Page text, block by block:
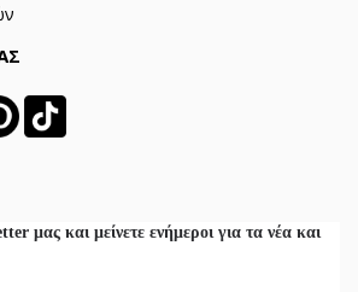
μας και μείνετε ενήμεροι για τα νέα και